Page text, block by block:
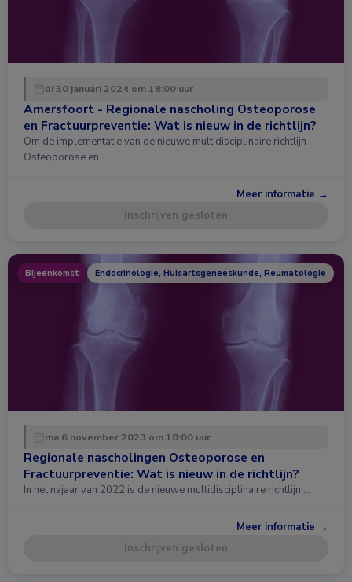
di 30 januari 2024 om 18:00 uur
Amersfoort - Regionale nascholing Osteoporose
en Fractuurpreventie: Wat is nieuw in de richtlijn?
Om de implementatie van de nieuwe multidisciplinaire richtlijn
Osteoporose en …
Meer informatie →
Inschrijven gesloten
Bijeenkomst Endocrinologie, Huisartsgeneeskunde, Reumatologie
ma 6 november 2023 om 18:00 uur
Regionale nascholingen Osteoporose en
Fractuurpreventie: Wat is nieuw in de richtlijn?
In het najaar van 2022 is de nieuwe multidisciplinaire richtlijn …
Meer informatie →
Inschrijven gesloten